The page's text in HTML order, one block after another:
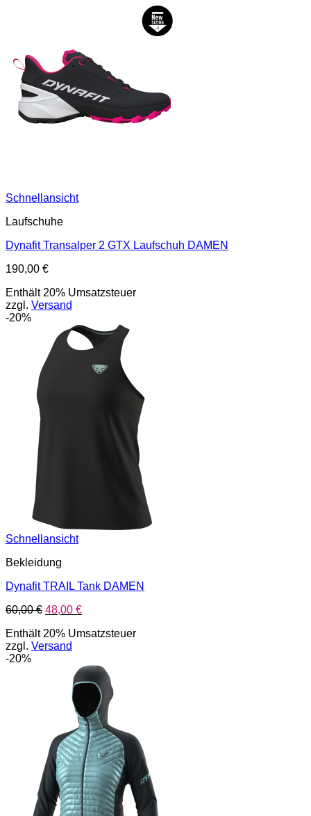
Schnellansicht
Laufschuhe
Dynafit Transalper 2 GTX Laufschuh DAMEN
190,00 €
Enthält 20% Umsatzsteuer
zzgl. Versand
-20%
Schnellansicht
Bekleidung
Dynafit TRAIL Tank DAMEN
60,00€ Ursprünglicher
war:
60,00 €
48,00 €Aktueller
ist:
Enthält 20% Umsatzsteuer
zzgl. Versand
-20%